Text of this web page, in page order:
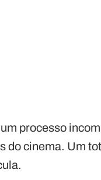
um processo
do cinema. Um